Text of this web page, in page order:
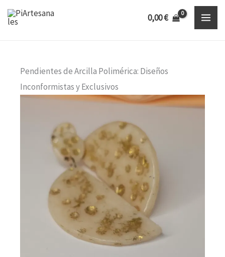
0,00€
Inicio
Colecciones Exclusivas
Pendientes de Arcilla Polimérica
Pendientes de Arcilla Polimérica: Diseños
Inconformistas y Exclusivos